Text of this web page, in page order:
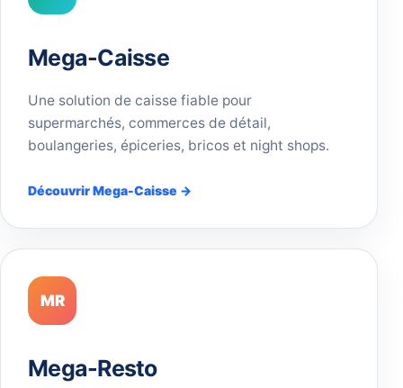
Mega-Caisse
Une solution de caisse fiable pour
supermarchés, commerces de détail,
boulangeries, épiceries, bricos et night shops.
Découvrir Mega-Caisse →
MR
Mega-Resto